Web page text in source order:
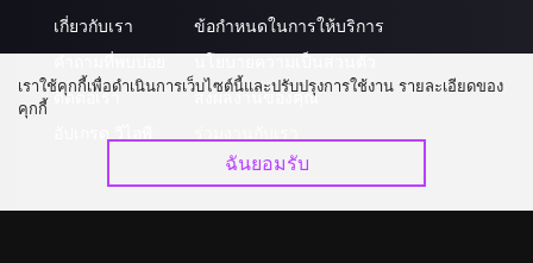
เกี่ยวกับเรา
ติดต่อเรา
ข้อกำหนดในการให้บริการ
ส่งผลงานของคุณ
เราใช้คุกกี้เพื่อดำเนินการเว็บไซต์นี้และปรับปรุงการใช้งาน รายละเอียดของ
คุกกี้
ฉันยอมรับ